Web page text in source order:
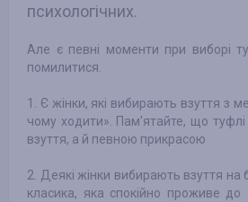
психологічних.
Але є певні моменти при виборі
помилитися.
1. Є жінки, які вибирають взуття з
чому ходити». Пам'ятайте, що туфлі
взуття, а й певною прикрасою
2. Деякі жінки вибирають взуття на
класика, яка спокійно проживе до